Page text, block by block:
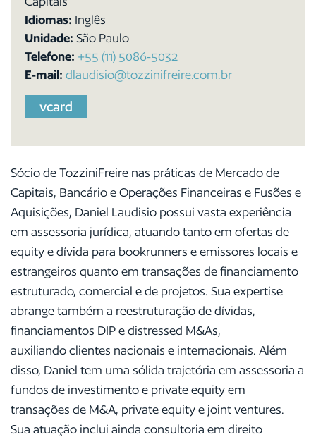
Idiomas: Inglês
Unidade: São Paulo
Telefone: +55 (11) 5086-5032
E-mail: dlaudisio@tozzinifreire.com.br
vcard
Sócio de TozziniFreire nas práticas de Mercado de
Capitais, Bancário e Operações Financeiras e Fusões e
Aquisições, Daniel Laudisio possui vasta experiência
em assessoria jurídica, atuando tanto em ofertas de
equity e dívida para bookrunners e emissores locais e
estrangeiros quanto em transações de financiamento
estruturado, comercial e de projetos. Sua expertise
abrange também a reestruturação de dívidas,
financiamentos DIP e distressed M&As,
auxiliando clientes nacionais e internacionais. Além
disso, Daniel tem uma sólida trajetória em assessoria a
fundos de investimento e private equity em
transações de M&A, private equity e joint ventures.
Sua atuação inclui ainda consultoria em direito